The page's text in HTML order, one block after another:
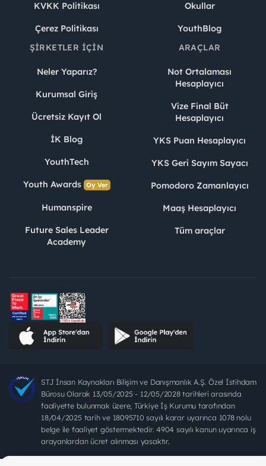
KVKK Politikası
Çerez Politikası
Okullar
YouthBlog
ŞIRKETLER İÇIN
Neler Yaparız?
Kurumsal Giriş
Ücretsiz Kayıt Ol
İK Blog
YouthTech
Youth Awards Oy Ver
Humanspire
Future Sales Leader
Academy
ARAÇLAR
Not Ortalaması
Hesaplayıcı
Vize Final Büt
Hesaplayıcı
YKS Puan Hesaplayıcı
YKS Geri Sayım Sayacı
Pomodoro Zamanlayıcı
Maaş Hesaplayıcı
Tüm araçlar
STJ İnsan Kaynakları Bilişim ve Danışmanlık A.Ş. Özel İstihdam
Bürosu Olarak 13/05/2025 - 12/05/2028 tarihleri arasında
faaliyette bulunmak üzere, Türkiye İş Kurumu tarafından
18/04/2025 tarih ve 18095710 sayılı karar uyarınca 1078 nolu
belge ile faaliyet göstermektedir. 4904 sayılı kanun uyarınca iş
arayanlardan ücret alınması yasaktır.